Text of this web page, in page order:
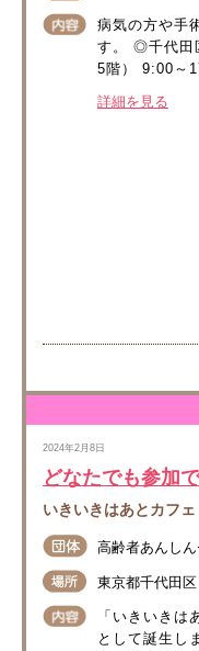
病気の方や手
す。 ◎千代田
5階） 9:00～
詳細を見る
2024年2月8日
どなたでも参加
いきいきはあとカフェ
高齢者あんし
東京都千代田区
「いきいき
として誕生し